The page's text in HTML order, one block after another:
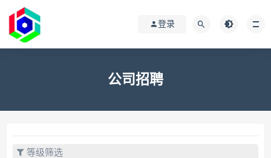
登录
公司招聘
等级筛选